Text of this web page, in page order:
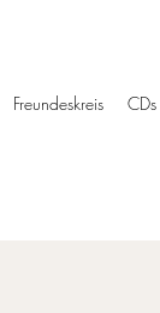
Freundeskreis CDs